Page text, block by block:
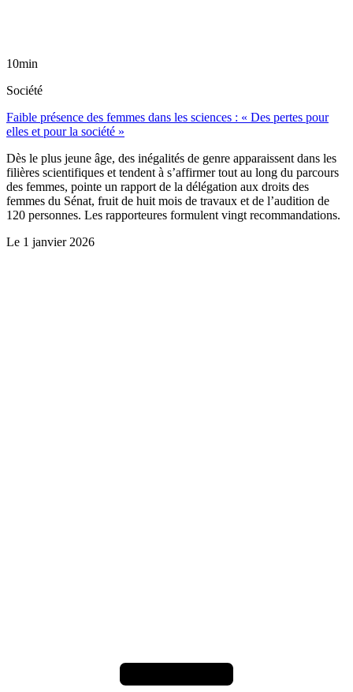
10min
Société
Faible présence des femmes dans les sciences : « Des pertes pour
elles et pour la société »
Dès le plus jeune âge, des inégalités de genre apparaissent dans les
filières scientifiques et tendent à s’affirmer tout au long du parcours
des femmes, pointe un rapport de la délégation aux droits des
femmes du Sénat, fruit de huit mois de travaux et de l’audition de
120 personnes. Les rapporteures formulent vingt recommandations.
Le 1 janvier 2026